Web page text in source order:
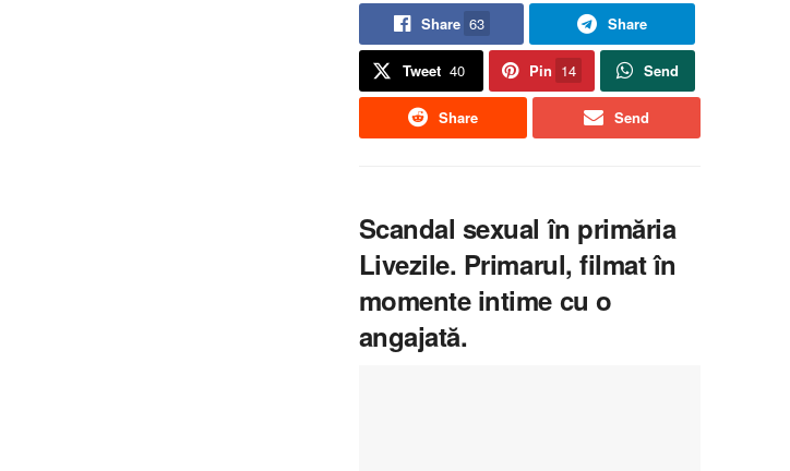
Share 63 Share
Tweet 40 Pin 14 Send
Share Send
Scandal sexual în primăria
Livezile. Primarul, filmat în
momente intime cu o
angajată.